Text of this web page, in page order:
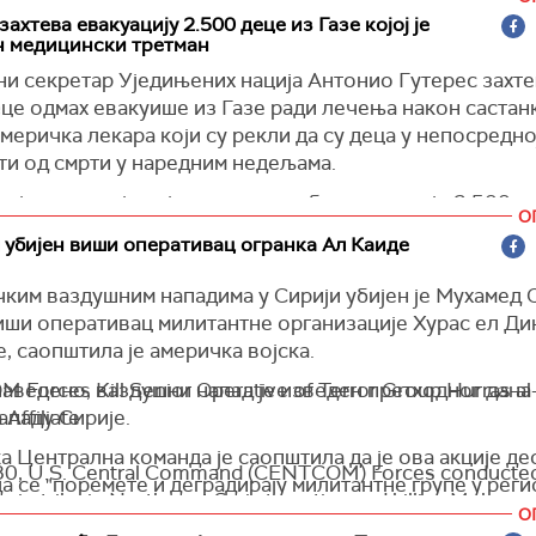
сати касније, трупе ИДФ-а опколиле су зграду у
побегли, и након још једне размене ватре их убили.
Israel)
евакуацију 2.500 деце из Газе којој је
медицински третман
секретар Уједињених нација Антонио Гутерес
одмах евакуише из Газе ради лечења након
лекара који су рекли да су деца у
од смрти у наредним недељама.
којима је хитно потребно лечење је 2.500
калифорнијски хирург за трауматологију који
марта до 8. априла прошле године.
деце, великој већини треба да се ураде веома
Сидхва новинарима након састанка са
случај трогодишњег дечака који је задобио
су зарасле, али ожиљно ткиво је полако прекидало
га у опасности од ампутације, каже Сидхва.
да се залажу за централизовани процес
са јасним смерницама.
виши оперативац огранка Ал Каиде
ваздушним нападима у Сирији убијен је Мухамед
оперативац милитантне организације Хурас ел
саопштила је америчка војска.
ваздушни напад је изведен претходног дана
Сирије.
Централна команда је саопштила да је ова акције
се "поремете и деградирају милитантне групе у
Forces Kill Senior Operative of Terror Group Hurras
Affiliate
U.S. Central Command (CENTCOM) Forces
in Northwest Syria targeting and killing
a senior operative in the terrorist…
pic.twitter.com/